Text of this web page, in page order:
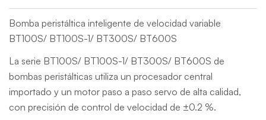
Bomba peristáltica inteligente de velocidad variable
BT100S/ BT100S-1/ BT300S/ BT600S
La serie BT100S/ BT100S-1/ BT300S/ BT600S de
bombas peristálticas utiliza un procesador central
importado y un motor paso a paso servo de alta calidad,
con precisión de control de velocidad de ±0.2 %.